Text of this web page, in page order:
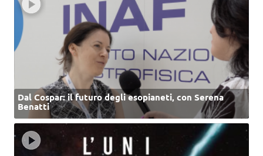
Dal Cospar: il futuro degli esopianeti, con Serena
Benatti